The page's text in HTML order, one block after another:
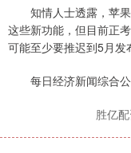
知情人士透露，苹果
这些新功能，但目前正
可能至少要推迟到5月发
每日经济新闻综合公
胜亿